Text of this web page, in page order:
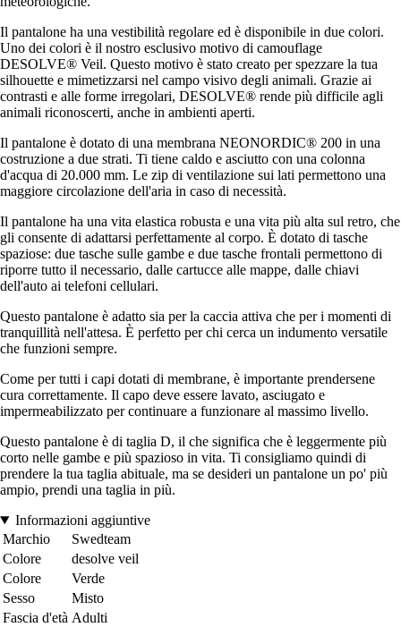
Il pantalone ha una vestibilità regolare ed è disponibile in due colori.
Uno dei colori è il nostro esclusivo motivo di camouflage
DESOLVE® Veil. Questo motivo è stato creato per spezzare la tua
silhouette e mimetizzarsi nel campo visivo degli animali. Grazie ai
contrasti e alle forme irregolari, DESOLVE® rende più difficile agli
animali riconoscerti, anche in ambienti aperti.
Il pantalone è dotato di una membrana NEONORDIC® 200 in una
costruzione a due strati. Ti tiene caldo e asciutto con una colonna
d'acqua di 20.000 mm. Le zip di ventilazione sui lati permettono una
maggiore circolazione dell'aria in caso di necessità.
Il pantalone ha una vita elastica robusta e una vita più alta sul retro, che
gli consente di adattarsi perfettamente al corpo. È dotato di tasche
spaziose: due tasche sulle gambe e due tasche frontali permettono di
riporre tutto il necessario, dalle cartucce alle mappe, dalle chiavi
dell'auto ai telefoni cellulari.
Questo pantalone è adatto sia per la caccia attiva che per i momenti di
tranquillità nell'attesa. È perfetto per chi cerca un indumento versatile
che funzioni sempre.
Come per tutti i capi dotati di membrane, è importante prendersene
cura correttamente. Il capo deve essere lavato, asciugato e
impermeabilizzato per continuare a funzionare al massimo livello.
Questo pantalone è di taglia D, il che significa che è leggermente più
corto nelle gambe e più spazioso in vita. Ti consigliamo quindi di
prendere la tua taglia abituale, ma se desideri un pantalone un po' più
ampio, prendi una taglia in più.
Informazioni aggiuntive
Marchio
Swedteam
Colore
desolve veil
Colore
Verde
Sesso
Misto
Fascia d'età Adulti